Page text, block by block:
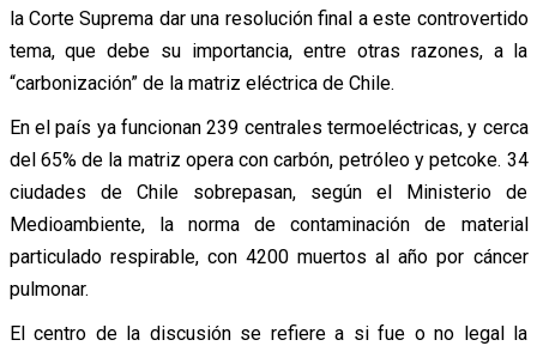
la Corte Suprema dar una resolución final a este controvertido
tema, que debe su importancia, entre otras razones, a la
“carbonización” de la matriz eléctrica de Chile.
En el país ya funcionan 239 centrales termoeléctricas, y cerca
del 65% de la matriz opera con carbón, petróleo y petcoke. 34
ciudades de Chile sobrepasan, según el Ministerio de
Medioambiente, la norma de contaminación de material
particulado respirable, con 4200 muertos al año por cáncer
pulmonar.
El centro de la discusión se refiere a si fue o no legal la